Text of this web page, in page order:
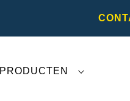
PRODUCTEN